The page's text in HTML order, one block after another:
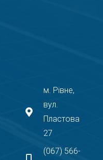
м. Рівне,
вул.
Пластова
27
(067) 566-